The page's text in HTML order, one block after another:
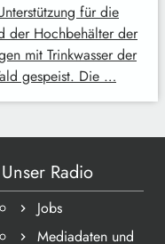
für die
der Hochbehälter der
mit Trinkwasser der
gespeist. Die …
Unser Radio
Jobs
Mediadaten und